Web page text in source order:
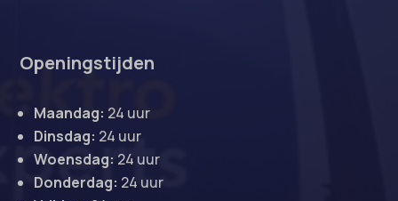
Openingstijden
Maandag: 24 uur
Dinsdag: 24 uur
Woensdag: 24 uur
Donderdag: 24 uur